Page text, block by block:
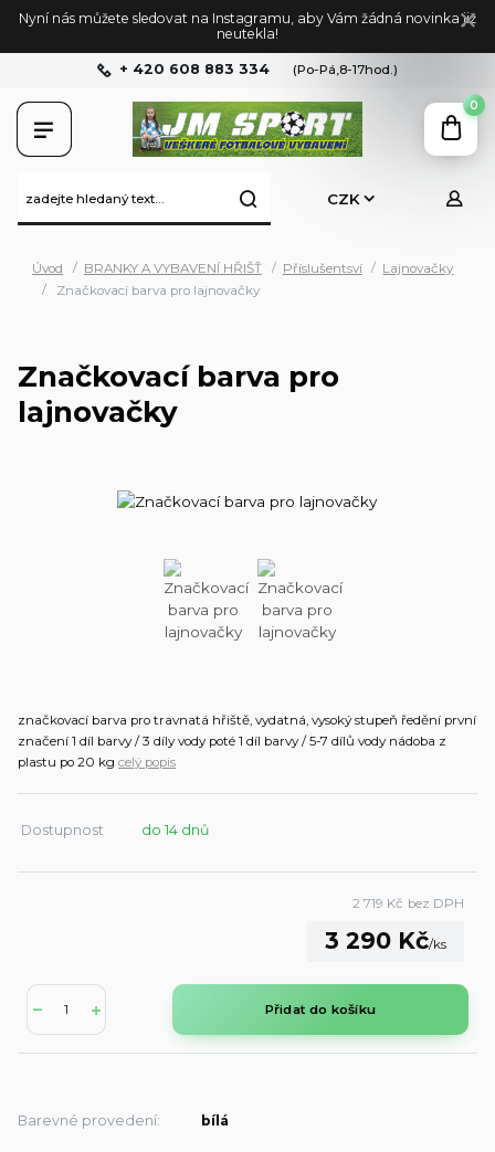
Nyní nás můžete sledovat na Instagramu, aby Vám žádná novinka již
neutekla!
CZK
+ 420 608 883 334 (Po-Pá,8-17hod.)
0
Úvod BRANKY A VYBAVENÍ HŘIŠŤ Příslušentsví
Lajnovačky
Značkovací barva pro lajnovačky
Značkovací barva pro
lajnovačky
značkovací barva pro travnatá hřiště, vydatná, vysoký stupeň ředění první
značení 1 díl barvy / 3 díly vody poté 1 díl barvy / 5-7 dílů vody nádoba z
plastu po 20 kg celý popis
Dostupnost do 14 dnů
3 290 Kč/ks
2 719 Kč bez DPH
Přidat do košíku
Barevné provedení: bílá